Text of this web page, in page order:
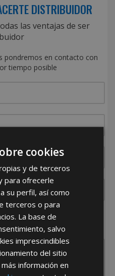
DISTRIBUIDOR
las ventajas de ser
pondremos en contacto con
tiempo posible
la empresa?
Otros
cookies
y de terceros
para ofrecerle
su perfil, así como
terceros o para
La base de
salvo
imprescindibles
del sitio
información en